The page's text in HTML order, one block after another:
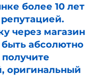
более 10 лет
через магазин
абсолютно
оригинальный